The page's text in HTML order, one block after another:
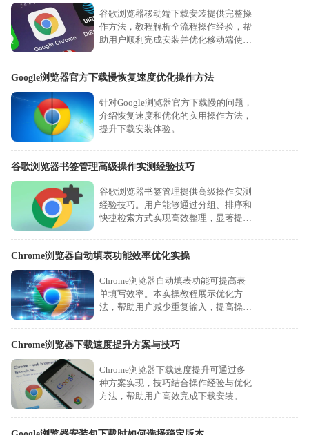
谷歌浏览器移动端下载安装提供完整操
作方法，教程解析全流程操作经验，帮
助用户顺利完成安装并优化移动端使用
Google浏览器官方下载慢恢复速度优化操作方法
针对Google浏览器官方下载慢的问题，
介绍恢复速度和优化的实用操作方法，
提升下载安装体验。
谷歌浏览器书签管理高级操作实测经验技巧
谷歌浏览器书签管理提供高级操作实测
经验技巧。用户能够通过分组、排序和
快捷检索方式实现高效整理，显著提升
Chrome浏览器自动填表功能效率优化实操
Chrome浏览器自动填表功能可提高表
单填写效率。本实操教程展示优化方
法，帮助用户减少重复输入，提高操作
Chrome浏览器下载速度提升方案与技巧
Chrome浏览器下载速度提升可通过多
种方案实现，技巧结合操作经验与优化
方法，帮助用户高效完成下载安装。